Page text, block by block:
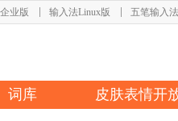
业版 输入法Linux版 五笔输入法
词库 皮肤表情开